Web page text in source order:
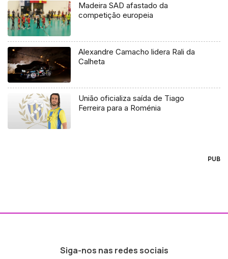
Madeira SAD afastado da
competição europeia
Alexandre Camacho lidera Rali da
Calheta
União oficializa saída de Tiago
Ferreira para a Roménia
PUB
Siga-nos nas redes sociais